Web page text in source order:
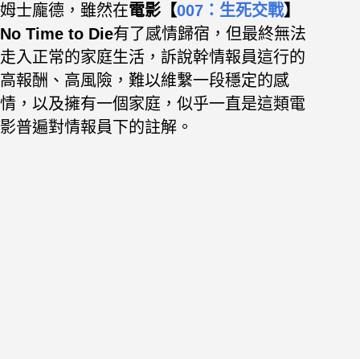
姆士龐德，雖然在電影【007：生死交戰】
No Time to Die有了感情歸宿，但最終無法
走入正常的家庭生活，訴說幹情報員這行的
高報酬、高風險，難以維繫一段穩定的感
情，以及擁有一個家庭，似乎一直是這類電
影普遍對情報員下的註解。